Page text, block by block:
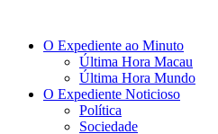
O Expediente ao Minuto
Última Hora Macau
Última Hora Mundo
O Expediente Noticioso
Política
Sociedade